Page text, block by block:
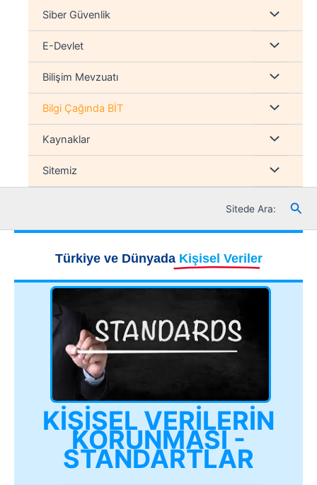
Siber Güvenlik Menu
düğmesi
E-Devlet Menu
düğmesi
Bilişim Mevzuatı Menu
düğmesi
Bilgi Çağında BİT Menu
düğmesi
Kaynaklar Menu
düğmesi
Sitemiz Menu
düğmesi
Sitede Ara:
Türkiye ve Dünyada Kişisel Veriler
KİŞİSEL VERİLERİN
KORUNMASI -
STANDARTLAR